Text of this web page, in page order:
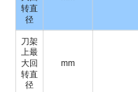
转直
径
刀架
上最
大回
转直
径
mm